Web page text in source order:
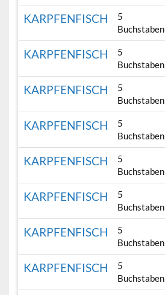
KARPFENFISCH
5
Buchstaben
KARPFENFISCH
5
Buchstaben
KARPFENFISCH
5
Buchstaben
KARPFENFISCH
5
Buchstaben
KARPFENFISCH
5
Buchstaben
KARPFENFISCH
5
Buchstaben
KARPFENFISCH
5
Buchstaben
KARPFENFISCH
5
Buchstaben